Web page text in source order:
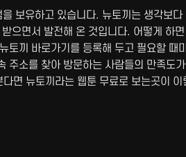
보유하고 있습니다. 뉴토끼는 생각보
으면서 발전해 온 것입니다. 어떻게 하
끼 바로가기를 등록해 두고 필요할 때
소를 찾아 방문하는 사람들의 만족도
면 뉴토끼라는 웹툰 무료로 보는곳이